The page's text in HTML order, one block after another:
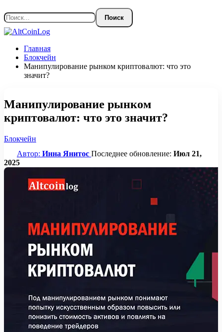
Главная
Блокчейн
Манипулирование рынком криптовалют: что это
значит?
Манипулирование рынком
криптовалют: что это значит?
Блокчейн
Автор: Инна Янитос Последнее обновление: Июл 21,
2025